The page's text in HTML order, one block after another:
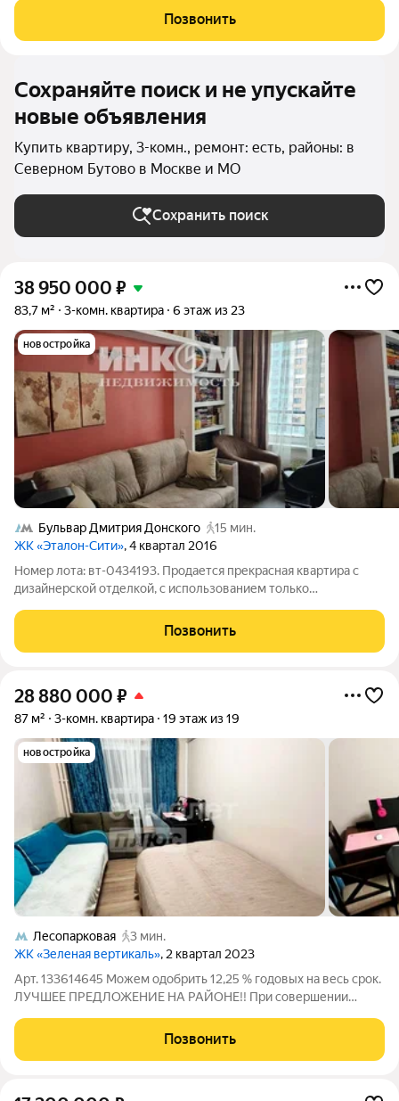
расположена на 4 этаже 20-этажного панельного здания.
Жилая площадь составляет 35 кв. м, а кухня
Позвонить
Сохраняйте поиск и не упускайте
новые объявления
Купить квартиру, 3-комн., ремонт: есть, районы: в
Северном Бутово в Москве и МО
Сохранить поиск
38 950 000 ₽
83,7 м² 3-комн. квартира 6 этаж из 23
новостройка
Бульвар Дмитрия Донского
15 мин.
ЖК «Эталон-Сити», 4 квартал 2016
Номер лота: вт-0434193. Продается прекрасная квартира с
дизайнерской отделкой, с использованием только
машино место в подземном паркинге. ЖК "Эталон Сити"
Современный монолитный дом. Закрытая
Позвонить
28 880 000 ₽
87 м² 3-комн. квартира 19 этаж из 19
новостройка
Лесопарковая
3 мин.
ЖК «Зеленая вертикаль», 2 квартал 2023
Арт. 133614645 Можем одобрить 12,25 % годовых на весь срок.
ЛУЧШЕЕ ПРЕДЛОЖЕНИЕ НА РАЙОНЕ!! При совершении
ВАУЧЕР НА ПОЕЗДКУ В ТУРЦИЮ на 8 дней на двоих
(проживание, завтрак и экскурсии). Вашему
Позвонить